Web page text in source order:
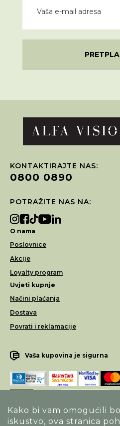
Kako bi vam omogućili
iskustvo, ova stranica
KONTAKTIRAJTE NAS:
0800 0890
POTRAŽITE NAS NA:
O nama
Poslovnice
Akcije
Loyalty program
Uvjeti kupnje
Načini plaćanja
Dostava
Povrati i reklamacije
Vaša kupovina je sigurna